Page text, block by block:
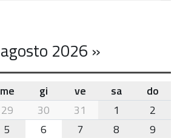
agosto 2026 »
me gi ve sa
do
29 30 31 1
2
5 6 7 8
9